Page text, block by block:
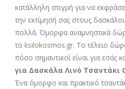
κατάλληλη στιγμή για να
την εκτίμησή σας στους
πολλά. Όμορφα αναμνηστικά
το ksilokosmos.gr. Το τέλειο
πόσο σημαντικοί είναι για εσάς
για Δασκάλα Λινό Τσαντάκι
Ένα όμορφο και πρακτικό